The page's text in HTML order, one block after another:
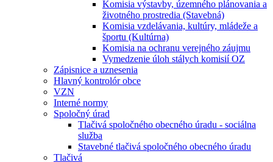
Komisia výstavby, územného plánovania a
životného prostredia (Stavebná)
Komisia vzdelávania, kultúry, mládeže a
športu (Kultúrna)
Komisia na ochranu verejného záujmu
Vymedzenie úloh stálych komisií OZ
Zápisnice a uznesenia
Hlavný kontrolór obce
VZN
Interné normy
Spoločný úrad
Tlačivá spoločného obecného úradu - sociálna
služba
Stavebné tlačivá spoločného obecného úradu
Tlačivá